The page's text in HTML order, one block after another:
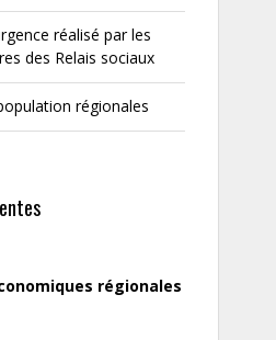
réalisé par les
des Relais sociaux
régionales
régionales